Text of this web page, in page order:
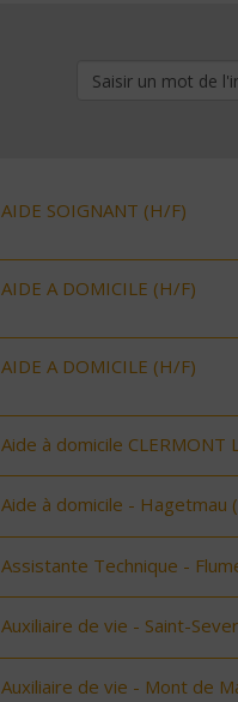
AIDE SOIGNANT (H/F)
AIDE A DOMICILE (H/F)
AIDE A DOMICILE (H/F)
Aide à domicile CLERMONT
Aide à domicile - Hagetmau
Assistante Technique -
Auxiliaire de vie - Saint-
Auxiliaire de vie - Mont de